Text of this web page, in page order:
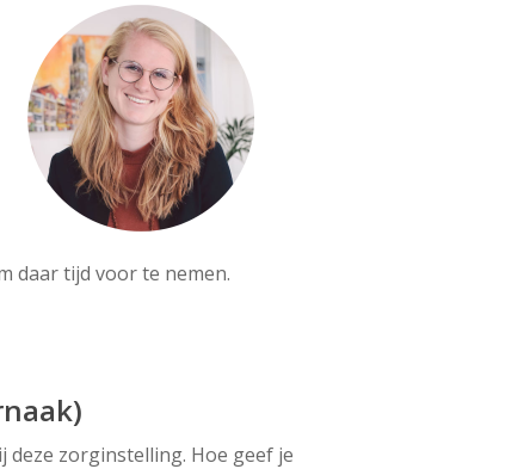
daar tijd voor te nemen.
deze zorginstelling. Hoe geef je